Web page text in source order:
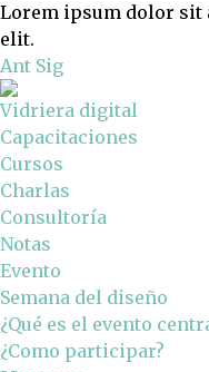
Lorem ipsum dolor sit
elit.
Ant Sig
Vidriera digital
Capacitaciones
Cursos
Charlas
Consultoría
Notas
Evento
Semana del diseño
¿Qué es el evento
¿Como participar?